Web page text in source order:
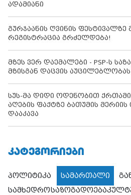
ადამიანი
გურჯაანის ღვინის ფესტივალზე
რეგისტრაცია გრძელდება!
მზეს ვერ დაემალები - PSP-ს
მზისგან დაცვის აუცილებლობას
სუს-მა დიდი ოდენობით
აღების ფაქტზე ბათუმის
დააკავა
ᲙᲐᲢᲔᲒᲝᲠᲘᲔᲑᲘ
პოლიტიკა სამართალი
სამხედროსაზოგადოება